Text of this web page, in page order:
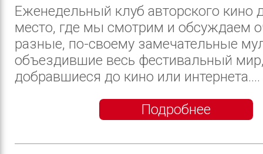
Еженедельный клуб авторского кино
место, где мы смотрим и обсуждаем
разные, по-своему замечательные
объездившие весь фестивальный
добравшиеся до кино или интернета....
Подробнее